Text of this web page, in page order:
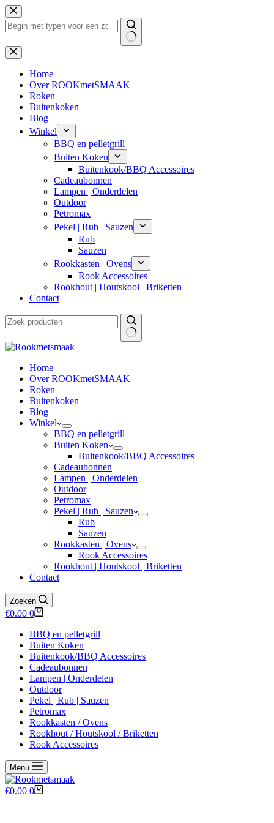
Ga
naar
de
Geen
resultaten
Home
Over ROOKmetSMAAK
Roken
Buitenkoken
Blog
Winkel
BBQ en pelletgrill
Buiten Koken
Buitenkook/BBQ Accessoires
Cadeaubonnen
Lampen | Onderdelen
Outdoor
Petromax
Pekel | Rub | Sauzen
Rub
Sauzen
Rookkasten | Ovens
Rook Accessoires
Rookhout | Houtskool | Briketten
Contact
Home
Over ROOKmetSMAAK
Roken
Buitenkoken
Blog
Winkel
BBQ en pelletgrill
Buiten Koken
Buitenkook/BBQ Accessoires
Cadeaubonnen
Lampen | Onderdelen
Outdoor
Petromax
Pekel | Rub | Sauzen
Rub
Sauzen
Rookkasten | Ovens
Rook Accessoires
Rookhout | Houtskool | Briketten
Contact
Zoeken
Winkelwagen
€0.00 0
BBQ en pelletgrill
Buiten Koken
Buitenkook/BBQ Accessoires
Cadeaubonnen
Lampen | Onderdelen
Outdoor
Pekel | Rub | Sauzen
Petromax
Rookkasten / Ovens
Rookhout / Houtskool / Briketten
Rook Accessoires
Menu
Winkelwagen
€0.00 0